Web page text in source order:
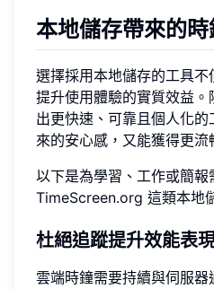
本地儲存帶來的
選擇採用本地儲存的工具
提升使用體驗的實質效益
出更快速、可靠且個人化
來的安心感，又能獲得更流
以下是為學習、工作或簡報
TimeScreen.org 這類本地
杜絕追蹤提升效能表
雲端時鐘需要持續與伺服器